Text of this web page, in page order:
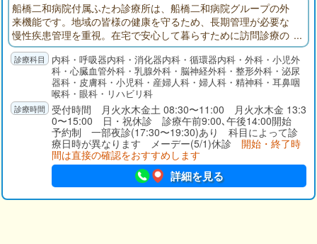
船橋二和病院付属ふたわ診療所は、船橋二和病院グループの外
来機能です。地域の皆様の健康を守るため、長期管理が必要な
慢性疾患管理を重視。在宅で安心して暮らすために訪問診療の
展開。入退院では船橋二和病院との連携。地域の皆様が安心し
て暮らせるように医療面でサポートできる外来機能を目指して
内科・呼吸器内科・消化器内科・循環器内科・外科・小児外
科・心臓血管外科・乳腺外科・脳神経外科・整形外科・泌尿
器科・皮膚科・小児科・産婦人科・婦人科・精神科・耳鼻咽
喉科・眼科・リハビリ科
受付時間 月火水木金土 08:30〜11:00 月火水木金 13:3
0〜15:00 日・祝休診 診療午前9:00､午後14:00開始
予約制 一部夜診(17:30〜19:30)あり 科目によって診
療日時が異なります メーデー(5/1)休診 開始・終了時
間は直接の確認をおすすめします
詳細を見る